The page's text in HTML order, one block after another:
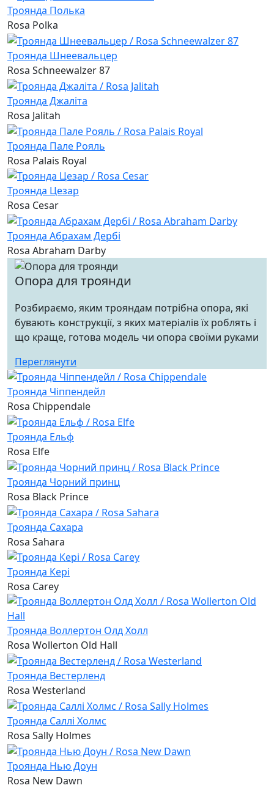
Троянда Полька
Rosa Polka
Троянда Шнеевальцер
Rosa Schneewalzer 87
Троянда Джаліта
Rosa Jalitah
Троянда Пале Рояль
Rosa Palais Royal
Троянда Цезар
Rosa Cesar
Троянда Абрахам Дербі
Rosa Abraham Darby
Опора для троянди
Розбираємо, яким трояндам потрібна опора, які
бувають конструкції, з яких матеріалів їх роблять і
що краще, готова модель чи опора своїми руками
Переглянути
Троянда Чіппендейл
Rosa Chippendale
Троянда Ельф
Rosa Elfe
Троянда Чорний принц
Rosa Black Prince
Троянда Сахара
Rosa Sahara
Троянда Кері
Rosa Carey
Троянда Воллертон Олд Холл
Rosa Wollerton Old Hall
Троянда Вестерленд
Rosa Westerland
Троянда Саллі Холмс
Rosa Sally Holmes
Троянда Нью Доун
Rosa New Dawn